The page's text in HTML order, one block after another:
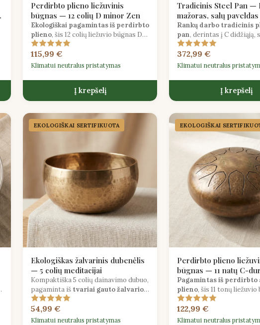
Perdirbto plieno liežuvinis
būgnas — 12 colių D minor Zen
Ekologiškai pagamintas iš perdirbto
plieno, šis 12 colių liežuvio būgnas D
mažoro tonacijoje skleidžia giliai
raminančius garsus, puikiai tinkančius
meditacijai ir garso gydymui.
115,99 €
Klimatui neutralus pristatymas
Į krepšelį
Tradicinis Steel Pan —
mažoras, salų paveldas
Rankų darbo tradicinis
pan, derintas į C didžiąją,
Karibų rezonansu, puikiai
kalipso ir soca ritmams.
372,99 €
Klimatui neutralus
Į krepšelį
EKOLOGIŠKAI SERTIFIKUOTA
Ekologiškas žalvarinis dubenėlis
— 5 colių meditacijai
Kompaktiška 5 colių dainavimo dubuo,
pagaminta iš tvariai gauto žalvario,
puikiai tinka pradedantiesiems,
tyrinėjantiems sąmoningą garso
praktiką.
54,99 €
Klimatui neutralus pristatymas
EKOLOGIŠKAI
Perdirbto plieno
būgnas — 11 natų C-dur
ekologiškas
Pagamintas iš perdirbto
plieno, šis 11 tonų liežuvio
dur tonacijoje siūlo
pentatoninius tonus su
ekologine pėdsaku.
122,99 €
Klimatui neutralus